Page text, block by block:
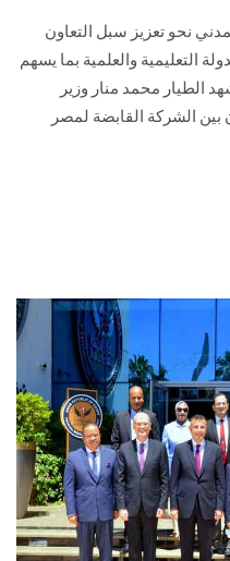
نحو تعزيز سبل التعاون
التعليمية والعلمية بما يسهم
الطيار محمد منار وزير
بين الشركة القابضة لمصر